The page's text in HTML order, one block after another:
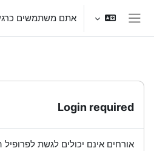
חלון סקירה צדדי
אתם משתמשים
Login required
אורחים אינם יכולים לגשת